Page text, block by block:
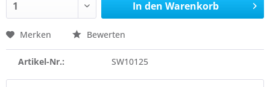
In den Warenkorb
Merken Bewerten
Artikel-Nr.: SW10125